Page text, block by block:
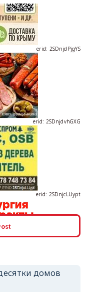
erid: 2SDnjdPjgYS
erid: 2SDnjdvhGXG
домов